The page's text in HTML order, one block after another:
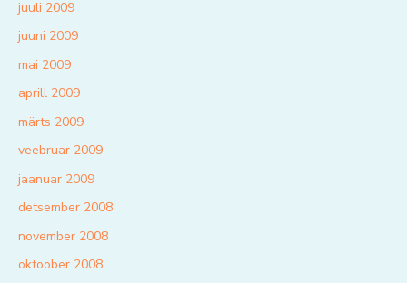
juuli 2009
juuni 2009
mai 2009
aprill 2009
märts 2009
veebruar 2009
jaanuar 2009
detsember 2008
november 2008
oktoober 2008